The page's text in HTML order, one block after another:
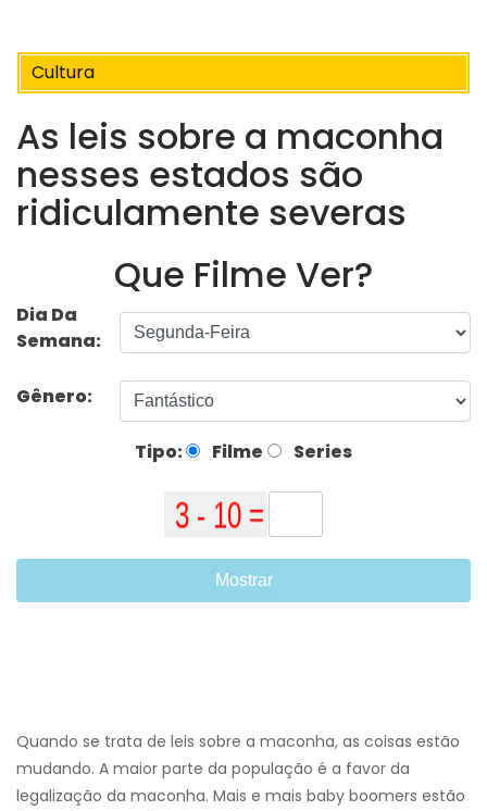
Cultura
As leis sobre a maconha
nesses estados são
ridiculamente severas
Que Filme Ver?
Dia Da
Semana:
Gênero:
Tipo: Filme Series
Mostrar
Quando se trata de leis sobre a maconha, as coisas estão
mudando. A maior parte da população é a favor da
legalização da maconha. Mais e mais baby boomers estão